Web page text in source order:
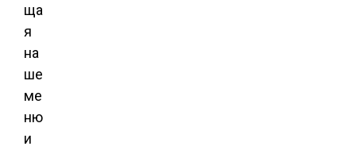
ща
я
на
ше
ме
ню
и